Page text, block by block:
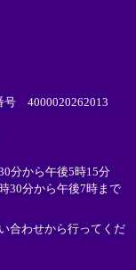
号 4000020262013
分から午後5時15分
30分から午後7時まで
合わせから行ってくだ